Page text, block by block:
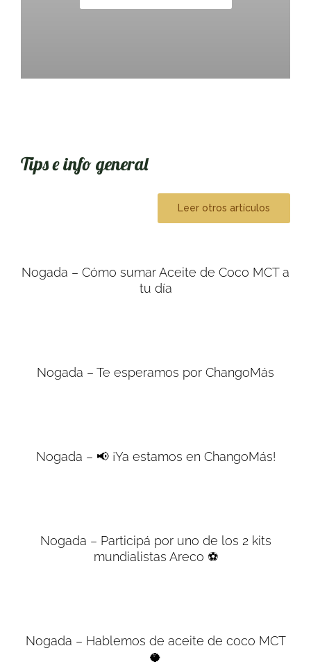
Tips e info general
Leer otros artículos
Nogada – Cómo sumar Aceite de Coco MCT a
tu día
Nogada – Te esperamos por ChangoMás
Nogada – 📢 ¡Ya estamos en ChangoMás!
Nogada – Participá por uno de los 2 kits
mundialistas Areco ⚽
Nogada – Hablemos de aceite de coco MCT
🥥